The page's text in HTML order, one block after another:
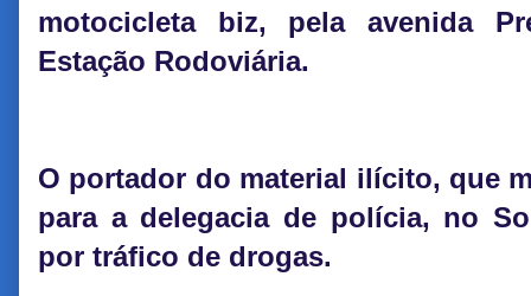
motocicleta biz, pela avenida
Estação Rodoviária.
O portador do material ilícito, que
para a delegacia de polícia, no
por tráfico de drogas.